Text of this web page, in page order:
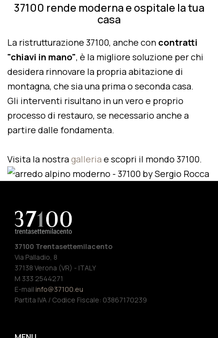
37100 rende moderna e ospitale la tua
casa
La ristrutturazione 37100, anche con contratti
"chiavi in mano", è la migliore soluzione per chi
desidera rinnovare la propria abitazione di
montagna, che sia una prima o seconda casa.
Gli interventi risultano in un vero e proprio
processo di restauro, se necessario anche a
partire dalle fondamenta.
Visita la nostragalleria e scopri il mondo 37100.
37100 Trentasettemilacento
Via Palladio, 8
37138 Verona (VR) - ITALY
M 333 2544271
E-mail info@37100.eu
Partita IVA / Codice Fiscale: 03867170239